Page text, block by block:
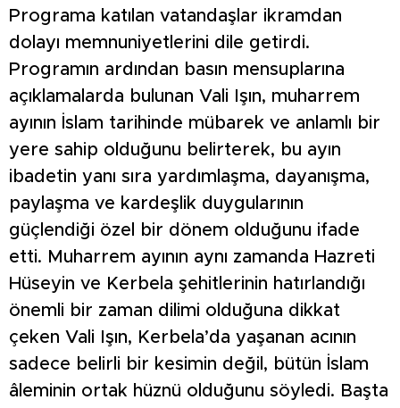
Programa katılan vatandaşlar ikramdan
dolayı memnuniyetlerini dile getirdi.
Programın ardından basın mensuplarına
açıklamalarda bulunan Vali Işın, muharrem
ayının İslam tarihinde mübarek ve anlamlı bir
yere sahip olduğunu belirterek, bu ayın
ibadetin yanı sıra yardımlaşma, dayanışma,
paylaşma ve kardeşlik duygularının
güçlendiği özel bir dönem olduğunu ifade
etti. Muharrem ayının aynı zamanda Hazreti
Hüseyin ve Kerbela şehitlerinin hatırlandığı
önemli bir zaman dilimi olduğuna dikkat
çeken Vali Işın, Kerbela’da yaşanan acının
sadece belirli bir kesimin değil, bütün İslam
âleminin ortak hüznü olduğunu söyledi. Başta